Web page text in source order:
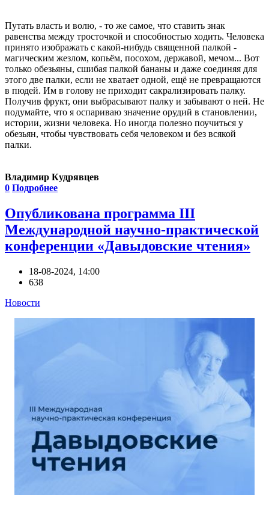
Путать власть и волю, - то же самое, что ставить знак
равенства между тросточкой и способностью ходить. Человека
принято изображать с какой-нибудь священной палкой -
магическим жезлом, копьём, посохом, державой, мечом... Вот
только обезьяны, сшибая палкой бананы и даже соединяя для
этого две палки, если не хватает одной, ещё не превращаются
в пюдей. Им в голову не приходит сакрализировать палку.
Получив фрукт, они выбрасывают палку и забывают о ней. Не
подумайте, что я оспариваю значение орудий в становлении,
истории, жизни человека. Но иногда полезно поучиться у
обезьян, чтобы чувствовать себя человеком и без всякой
палки.
Владимир Кудрявцев
0 Подробнее
Опубликована программа III
Международной научно-практической
конференции «Давыдовские чтения»
18-08-2024, 14:00
638
Новости